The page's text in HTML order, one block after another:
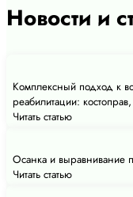
Новости и
Комплексный подход к
реабилитации:
Читать статью
Осанка и выравнивание
Читать статью